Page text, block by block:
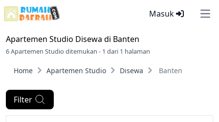
Masuk
Apartemen Studio Disewa di Banten
6 Apartemen Studio ditemukan - 1 dari 1 halaman
Home Apartemen Studio Disewa Banten
Filter